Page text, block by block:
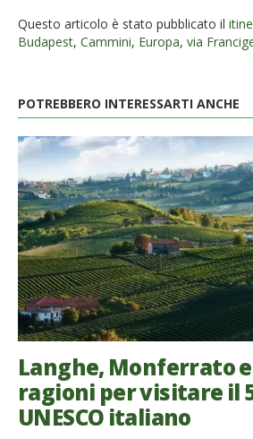
Questo articolo è stato pubblicato il
Budapest, Cammini, Europa, via
POTREBBERO INTERESSARTI ANCHE
Langhe, Monferrato e
ragioni per visitare il
UNESCO italiano